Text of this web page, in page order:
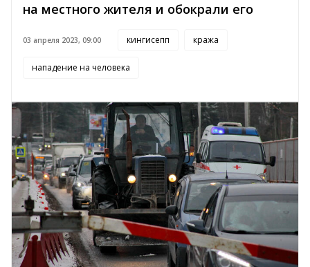
на местного жителя и обокрали его
03 апреля 2023, 09:00 кингисепп кража
нападение на человека